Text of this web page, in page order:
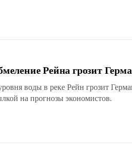
Рейна грозит
воды в реке Рейн грозит
на прогнозы экономистов.